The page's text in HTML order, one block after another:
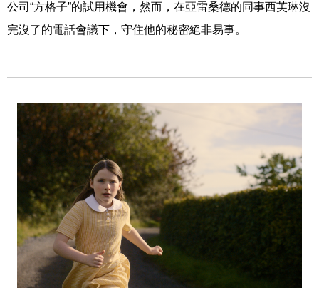
公司“方格子”的試用機會，然而，在亞雷桑德的同事西芙琳沒
完沒了的電話會議下，守住他的秘密絕非易事。